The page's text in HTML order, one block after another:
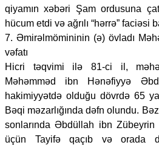
qiyamın xəbəri Şam ordusuna
hücum etdi və ağrılı “hərrə” faciəsi
7. Əmirəlmömininin (ə) övladı
vəfatı
Hicri təqvimi ilə 81-ci il,
Məhəmməd ibn Hənəfiyyə
hakimiyyətdə olduğu dövrdə 65
Bəqi məzarlığında dəfn olundu.
sonlarında Əbdüllah ibn
üçün Tayifə qaçıb və orada